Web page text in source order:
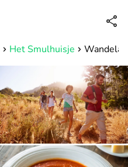
Bereikbaar tot 23:00 uur
Het Smulhuisje